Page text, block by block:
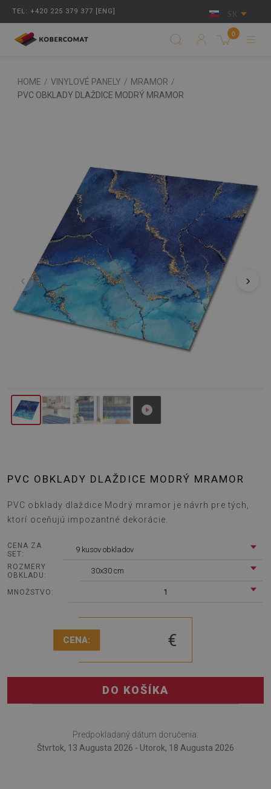
TEL: +420 225 379 377 [ENG] SK
0
HOME / VINYLOVÉ PANELY / MRAMOR /
PVC OBKLADY DLAŽDICE MODRÝ MRAMOR
‹ ›
PVC OBKLADY DLAŽDICE MODRÝ MRAMOR
PVC obklady dlaždice Modrý mramor je návrh pre tých,
ktorí oceňujú impozantné dekorácie.
CENA ZA
SET:
9 kusov obkladov
ROZMERY
OBKLADU:
30x30 cm
MNOŽSTVO: 1
CENA: €
DO KOŠÍKA
Predpokladaný dátum doručenia:
Štvrtok, 13 Augusta 2026 - Utorok, 18 Augusta 2026